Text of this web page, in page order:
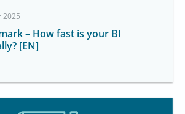
2025
– How fast is your BI
[EN]